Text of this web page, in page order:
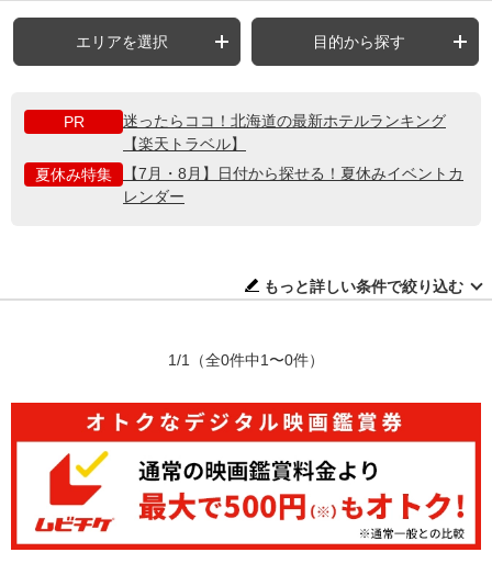
エリアを選択 目的から探す
PR
迷ったらココ！北海道の最新ホテルランキング
【楽天トラベル】
夏休み特集
【7月・8月】日付から探せる！夏休みイベントカ
レンダー
もっと詳しい条件で絞り込む
1/1 （全0件中1〜0件）